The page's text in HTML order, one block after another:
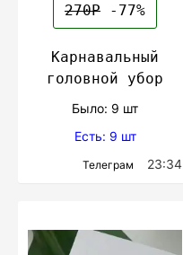
270Р -77%
Карнавальный
головной убор
Было: 9 шт
Есть: 9 шт
Телеграм 23:34